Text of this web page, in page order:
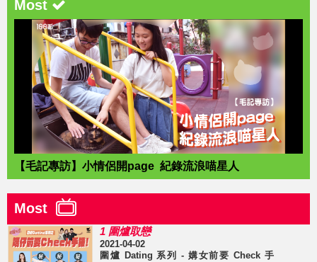
Most
【毛記專訪】小情侶開page 紀錄流浪喵星人
Most
1 圍爐取戀
2021-04-02
圍爐 Dating 系列 - 媾女前要 Check 手